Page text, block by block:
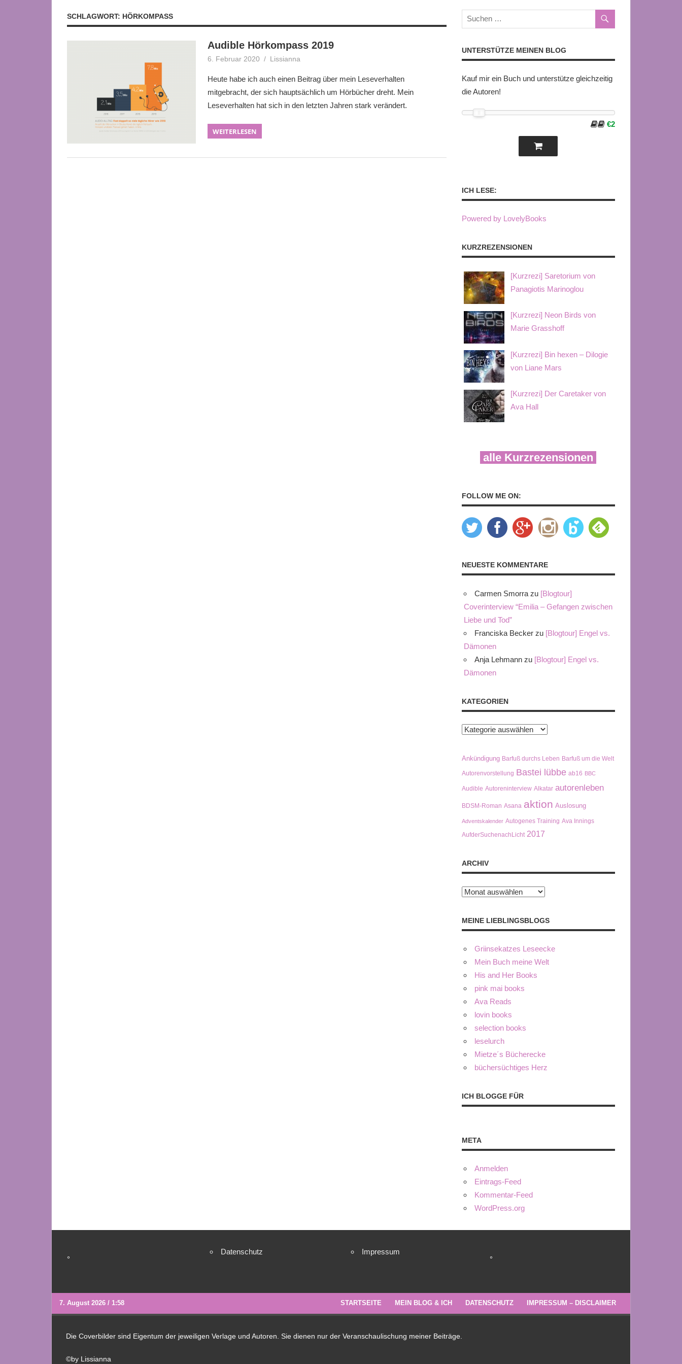
SCHLAGWORT: HÖRKOMPASS
Audible Hörkompass 2019
6. Februar 2020 Lissianna
Heute habe ich auch einen Beitrag über mein Leseverhalten
mitgebracht, der sich hauptsächlich um Hörbücher dreht. Mein
Leseverhalten hat sich in den letzten Jahren stark verändert.
WEITERLESEN
UNTERSTÜTZE MEINEN BLOG
Kauf mir ein Buch und unterstütze gleichzeitig
die Autoren!
€2
ICH LESE:
Powered by LovelyBooks
KURZREZENSIONEN
[Kurzrezi] Saretorium von
Panagiotis Marinoglou
[Kurzrezi] Neon Birds von
Marie Grasshoff
[Kurzrezi] Bin hexen – Dilogie
von Liane Mars
[Kurzrezi] Der Caretaker von
Ava Hall
alle Kurzrezensionen
FOLLOW ME ON:
NEUESTE KOMMENTARE
Carmen Smorra zu [Blogtour]
Coverinterview “Emilia – Gefangen zwischen
Liebe und Tod”
Franciska Becker zu [Blogtour] Engel vs.
Dämonen
Anja Lehmann zu [Blogtour] Engel vs.
Dämonen
KATEGORIEN
Kategorien
Ankündigung Barfuß durchs Leben Barfuß um die Welt
Autorenvorstellung Bastei lübbe ab16 BBC
Audible Autoreninterview Alkatar autorenleben
BDSM-Roman Asana aktion Auslosung
Adventskalender Autogenes Training Ava Innings
AufderSuchenachLicht 2017
ARCHIV
Archiv
MEINE LIEBLINGSBLOGS
Griinsekatzes Leseecke
Mein Buch meine Welt
His and Her Books
pink mai books
Ava Reads
lovin books
selection books
leselurch
Mietze´s Bücherecke
büchersüchtiges Herz
ICH BLOGGE FÜR
META
Anmelden
Eintrags-Feed
Kommentar-Feed
WordPress.org
°
Datenschutz
Impressum
°
7. August 2026 / 1:58 STARTSEITE MEIN BLOG & ICH DATENSCHUTZ IMPRESSUM – DISCLAIMER
Die Coverbilder sind Eigentum der jeweiligen Verlage und Autoren. Sie dienen nur der Veranschaulischung meiner Beiträge.
©by Lissianna